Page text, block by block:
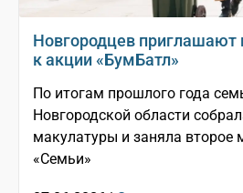
Новгородцев приглашают
к акции «БумБатл»
По итогам прошлого года
Новгородской области
макулатуры и заняла второе
«Семьи»